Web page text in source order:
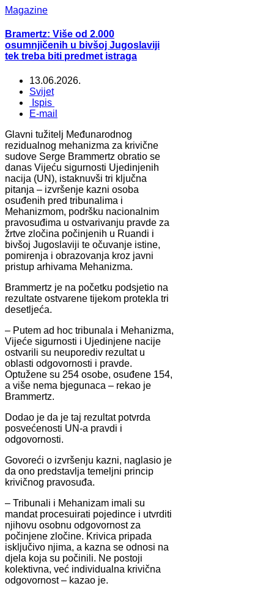
Magazine
Bramertz: Više od 2.000
osumnjičenih u bivšoj Jugoslaviji
tek treba biti predmet istraga
13.06.2026.
Svijet
Ispis
E-mail
Glavni tužitelj Međunarodnog
rezidualnog mehanizma za krivične
sudove Serge Brammertz obratio se
danas Vijeću sigurnosti Ujedinjenih
nacija (UN), istaknuvši tri ključna
pitanja – izvršenje kazni osoba
osuđenih pred tribunalima i
Mehanizmom, podršku nacionalnim
pravosuđima u ostvarivanju pravde za
žrtve zločina počinjenih u Ruandi i
bivšoj Jugoslaviji te očuvanje istine,
pomirenja i obrazovanja kroz javni
pristup arhivama Mehanizma.
Brammertz je na početku podsjetio na
rezultate ostvarene tijekom protekla tri
desetljeća.
– Putem ad hoc tribunala i Mehanizma,
Vijeće sigurnosti i Ujedinjene nacije
ostvarili su neuporediv rezultat u
oblasti odgovornosti i pravde.
Optužene su 254 osobe, osuđene 154,
a više nema bjegunaca – rekao je
Brammertz.
Dodao je da je taj rezultat potvrda
posvećenosti UN-a pravdi i
odgovornosti.
Govoreći o izvršenju kazni, naglasio je
da ono predstavlja temeljni princip
krivičnog pravosuđa.
– Tribunali i Mehanizam imali su
mandat procesuirati pojedince i utvrditi
njihovu osobnu odgovornost za
počinjene zločine. Krivica pripada
isključivo njima, a kazna se odnosi na
djela koja su počinili. Ne postoji
kolektivna, već individualna krivična
odgovornost – kazao je.